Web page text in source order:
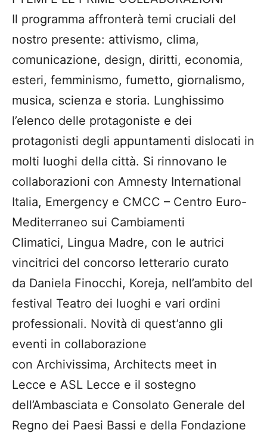
Il programma affronterà temi cruciali del
nostro presente: attivismo, clima,
comunicazione, design, diritti, economia,
esteri, femminismo, fumetto, giornalismo,
musica, scienza e storia. Lunghissimo
l’elenco delle protagoniste e dei
protagonisti degli appuntamenti dislocati in
molti luoghi della città. Si rinnovano le
collaborazioni con Amnesty International
Italia, Emergency e CMCC – Centro Euro-
Mediterraneo sui Cambiamenti
Climatici, Lingua Madre, con le autrici
vincitrici del concorso letterario curato
da Daniela Finocchi, Koreja, nell’ambito del
festival Teatro dei luoghi e vari ordini
professionali. Novità di quest’anno gli
eventi in collaborazione
con Archivissima, Architects meet in
Lecce e ASL Lecce e il sostegno
dell’Ambasciata e Consolato Generale del
Regno dei Paesi Bassi e della Fondazione